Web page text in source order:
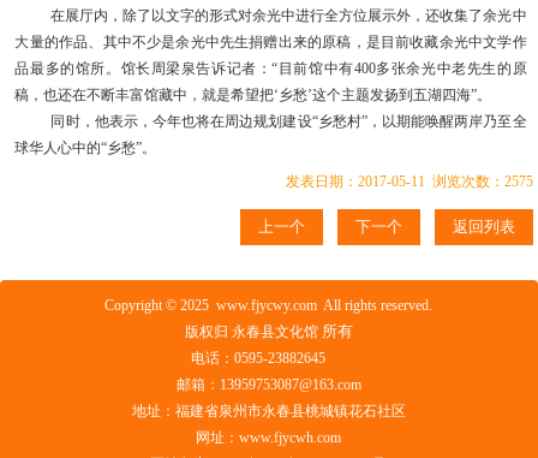
在展厅内，除了以文字的形式对余光中进行全方位展示外，还收集了余光中
大量的作品、其中不少是余光中先生捐赠出来的原稿，是目前收藏余光中文学作
品最多的馆所。馆长周梁泉告诉记者：“目前馆中有400多张余光中老先生的原
稿，也还在不断丰富馆藏中，就是希望把‘乡愁’这个主题发扬到五湖四海”。
同时，他表示，今年也将在周边规划建设“乡愁村”，以期能唤醒两岸乃至全
球华人心中的“乡愁”。
发表日期：2017-05-11 浏览次数：2575
上一个 下一个 返回列表
Copyright © 2025 www.fjycwy.com All rights reserved.
版权归 永春县文化馆 所有
电话：0595-23882645
邮箱：13959753087@163.com
地址：福建省泉州市永春县桃城镇花石社区
网址：www.fjycwh.com